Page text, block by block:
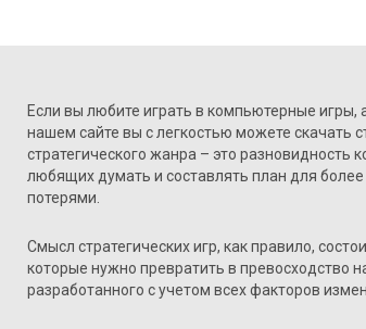
Если вы любите играть в компьютерные игры,
нашем сайте вы с легкостью можете скачать
стратегического жанра – это
любящих думать и составлять план для
потерями.
Смысл стратегических игр, как правило,
которые нужно превратить в превосходство
разработанного с учетом всех факторов